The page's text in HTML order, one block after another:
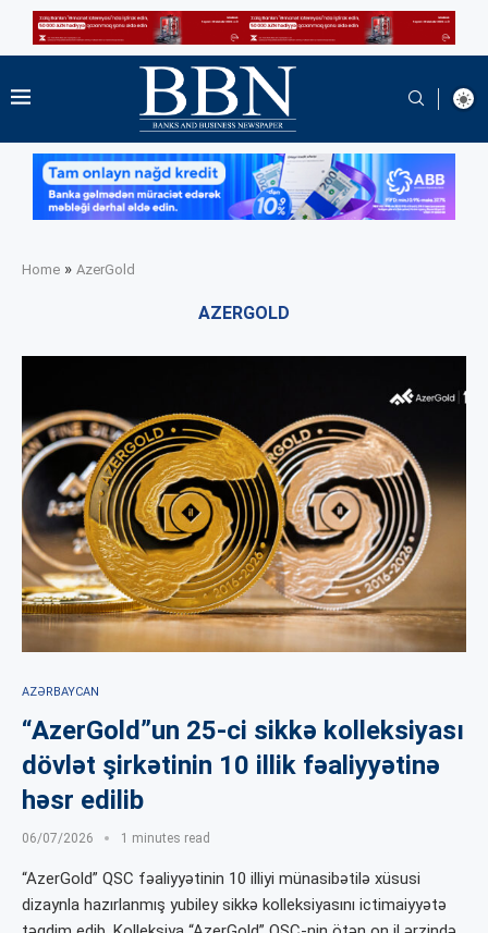
Home » AzerGold
AZERGOLD
AZƏRBAYCAN
“AzerGold”un 25-ci sikkə kolleksiyası
dövlət şirkətinin 10 illik fəaliyyətinə
həsr edilib
06/07/2026 1 minutes read
“AzerGold” QSC fəaliyyətinin 10 illiyi münasibətilə xüsusi
dizaynla hazırlanmış yubiley sikkə kolleksiyasını ictimaiyyətə